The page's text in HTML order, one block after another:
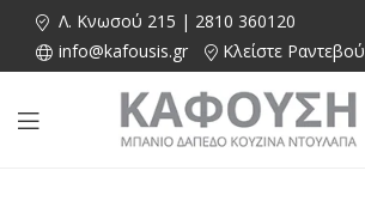
Λ. Κνωσού 215 | 2810 360120
info@kafousis.gr
Κλείστε Ραντεβού